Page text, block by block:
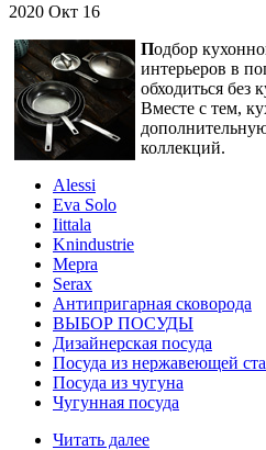
2020 Окт 16
Подбор
интерьеров в
обходиться
Вместе с тем,
коллекций.
Alessi
Eva Solo
Iittala
Knindustrie
Mepra
Serax
Антипригарная сковорода
ВЫБОР ПОСУДЫ
Дизайнерская посуда
Посуда из нержавеющей
Посуда из чугуна
Чугунная посуда
Читать далее